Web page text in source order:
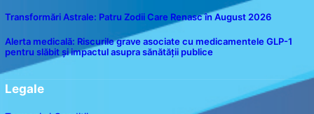
Transformări Astrale: Patru Zodii Care Renasc în August 2026
Alerta medicală: Riscurile grave asociate cu medicamentele GLP-1
pentru slăbit și impactul asupra sănătății publice
Legale